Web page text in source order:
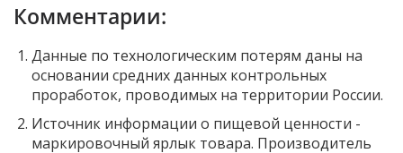
Комментарии:
Данные по технологическим потерям даны на
основании средних данных контрольных
проработок, проводимых на территории России.
Источник информации о пищевой ценности -
маркировочный ярлык товара. Производитель